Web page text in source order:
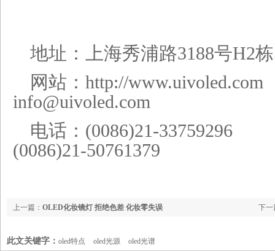
地址：上海秀浦路3188号H2
网站：http://
info@uivoled.com
电话：(0086)21-
(0086)21-50761379
下一
上一篇： OLED化妆镜灯 拒绝色差 化妆零失误
此文关键字： oled特点 oled光源 oled光谱